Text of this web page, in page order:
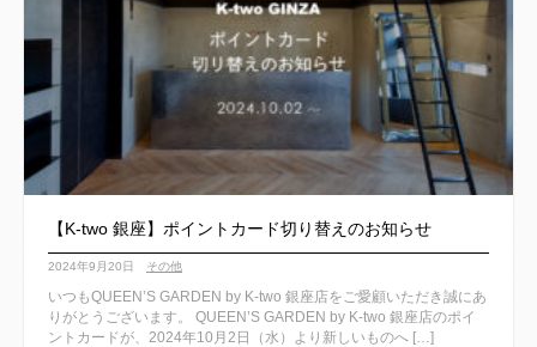
【K-two 銀座】ポイントカード切り替えのお知らせ
2024年9月20日 その他
いつもQUEEN’S GARDEN by K-two 銀座店をご愛顧いただき誠にあ
りがとうございます。 QUEEN’S GARDEN by K-two 銀座店のポイ
ントカードが、2024年10月2日（水）より新しいものへ […]